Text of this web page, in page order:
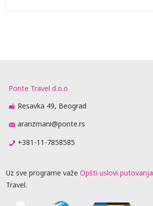
Ponte Travel d.o.o
Resavka 49, Beograd
aranzmani@ponte.rs
+381-11-7858585
Uz sve programe važe Opšti uslovi putovanja
Travel.